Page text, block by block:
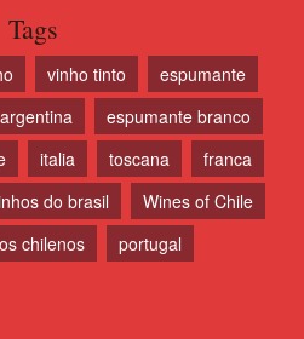
Tags
vinho tinto
espumante
argentina
espumante branco
italia toscana
franca
do brasil
Wines of Chile
chilenos portugal